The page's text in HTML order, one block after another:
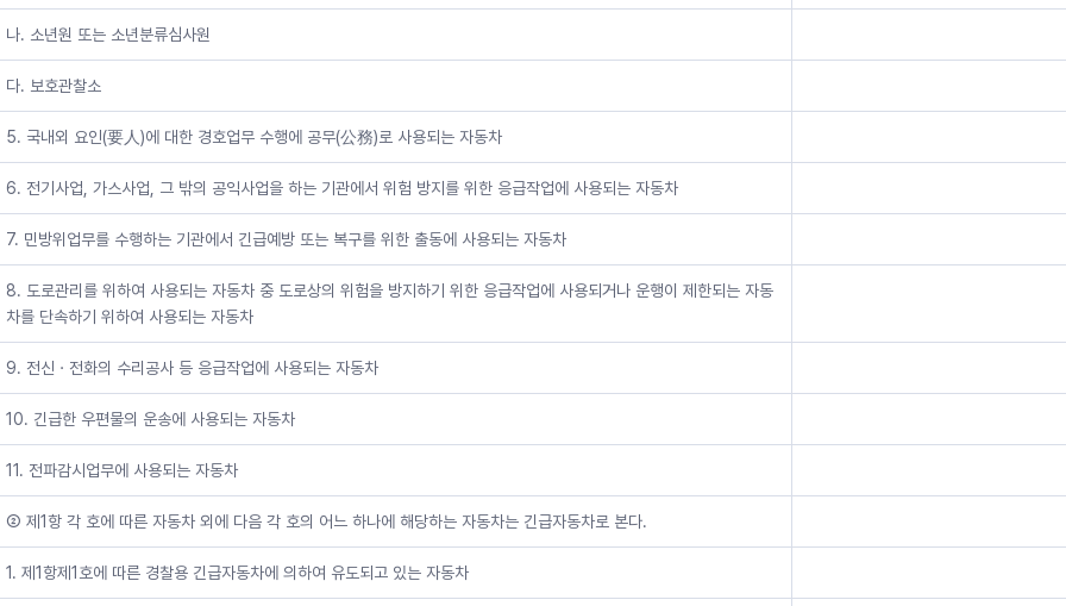
나. 소년원 또는 소년분류심사원
다. 보호관찰소
5. 국내외 요인(要人)에 대한 경호업무 수행에 공무(公務)로 사용되는 자동차
6. 전기사업, 가스사업, 그 밖의 공익사업을 하는 기관에서 위험 방지를 위한 응급작업에 사용되는 자동차
7. 민방위업무를 수행하는 기관에서 긴급예방 또는 복구를 위한 출동에 사용되는 자동차
8. 도로관리를 위하여 사용되는 자동차 중 도로상의 위험을 방지하기 위한 응급작업에 사용되거나 운행이 제한되는 자동
차를 단속하기 위하여 사용되는 자동차
9. 전신ㆍ전화의 수리공사 등 응급작업에 사용되는 자동차
10. 긴급한 우편물의 운송에 사용되는 자동차
11. 전파감시업무에 사용되는 자동차
② 제1항 각 호에 따른 자동차 외에 다음 각 호의 어느 하나에 해당하는 자동차는 긴급자동차로 본다.
1. 제1항제1호에 따른 경찰용 긴급자동차에 의하여 유도되고 있는 자동차